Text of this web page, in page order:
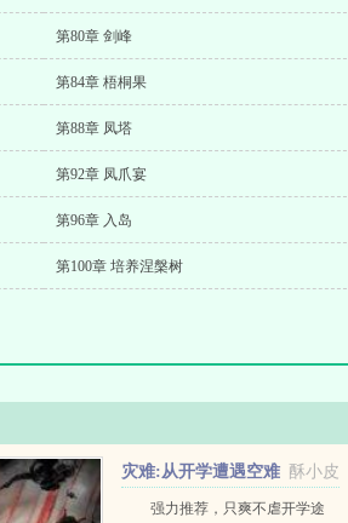
第80章 剑峰
第84章 梧桐果
第88章 凤塔
第92章 凤爪宴
第96章 入岛
第100章 培养涅槃树
酥小皮
灾难:从开学遭遇空难
开始强力推荐，只爽不虐开学途